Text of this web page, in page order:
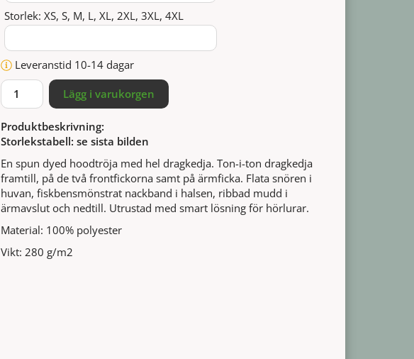
Storlek: XS, S, M, L, XL, 2XL, 3XL, 4XL
Leveranstid 10-14 dagar
Lägg i varukorgen
Produktbeskrivning:
Storlekstabell: se sista bilden
En spun dyed hoodtröja med hel dragkedja. Ton-i-ton dragkedja
framtill, på de två frontfickorna samt på ärmficka. Flata snören i
huvan, fiskbensmönstrat nackband i halsen, ribbad mudd i
ärmavslut och nedtill. Utrustad med smart lösning för hörlurar.
Material: 100% polyester
Vikt: 280 g/m2